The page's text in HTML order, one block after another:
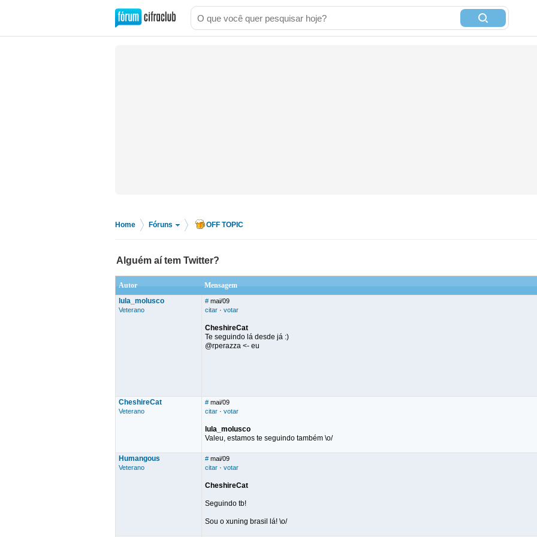
Home Fóruns OFF TOPIC
Alguém aí tem Twitter?
Autor
Mensagem
lula_molusco
Veterano
# mai/09
citar · votar
CheshireCat
Te seguindo lá desde já :)
@rperazza <- eu
CheshireCat
Veterano
# mai/09
citar · votar
lula_molusco
Valeu, estamos te seguindo também \o/
Humangous
Veterano
# mai/09
citar · votar
CheshireCat
Seguindo tb!
Sou o xuning brasil lá! \o/